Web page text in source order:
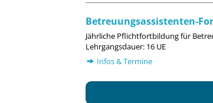
Betreuungsassistenten-
Jährliche Pflichtfortbildung für
Lehrgangsdauer: 16 UE
Infos & Termine